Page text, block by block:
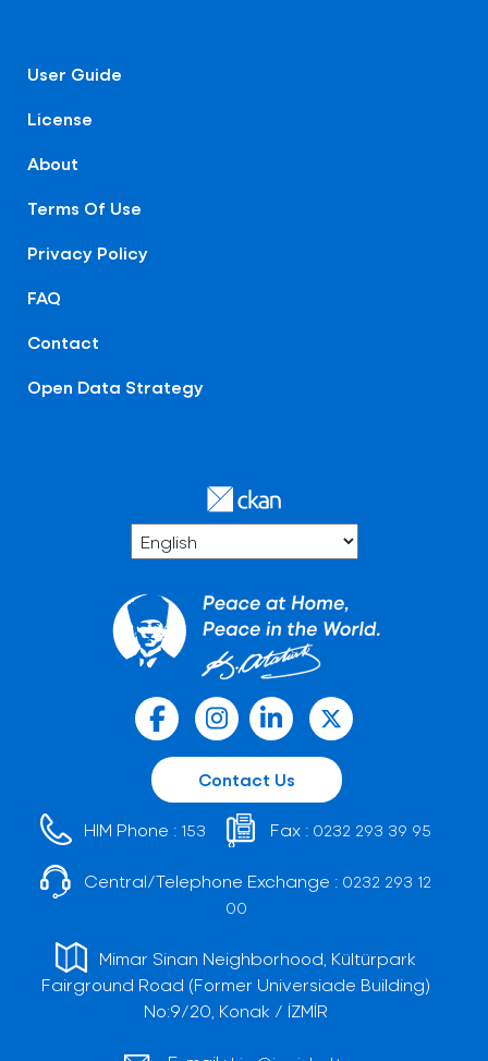
User Guide
License
About
Terms Of Use
Privacy Policy
FAQ
Contact
Open Data Strategy
Contact Us
HIM Phone : 153 Fax : 0232 293 39 95
Central/Telephone Exchange : 0232 293 12
00
Mimar Sinan Neighborhood, Kültürpark
Fairground Road (Former Universiade Building)
No:9/20, Konak / İZMİR